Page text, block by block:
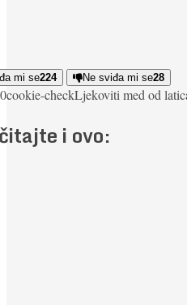
mi se224 Ne sviđa mi se28
0cookie-checkLjekoviti med od
i ovo: